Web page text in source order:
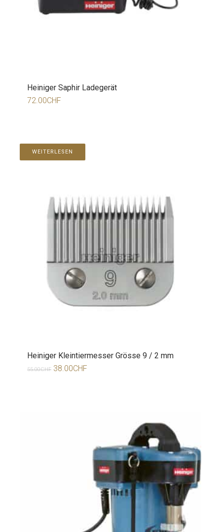
Heiniger Saphir Ladegerät
72.00CHF
WEITERLESEN
Heiniger Kleintiermesser Grösse 9 / 2 mm
55.00CHF 38.00CHF